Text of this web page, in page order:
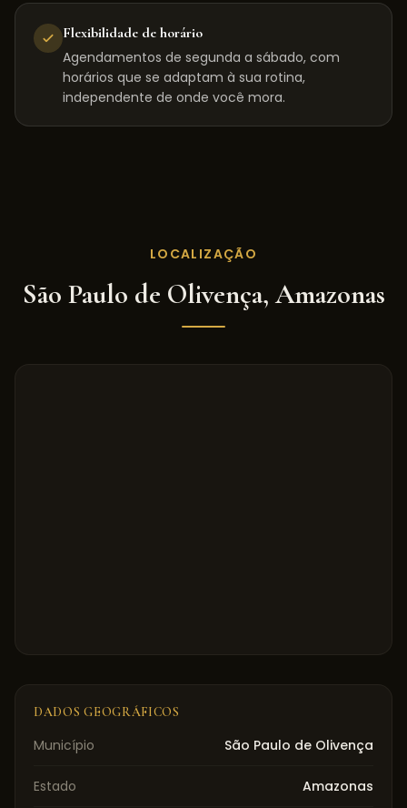
Flexibilidade de horário
Agendamentos de segunda a sábado, com
horários que se adaptam à sua rotina,
independente de onde você mora.
LOCALIZAÇÃO
São Paulo de Olivença,Amazonas
DADOS GEOGRÁFICOS
Município São Paulo de Olivença
Estado Amazonas